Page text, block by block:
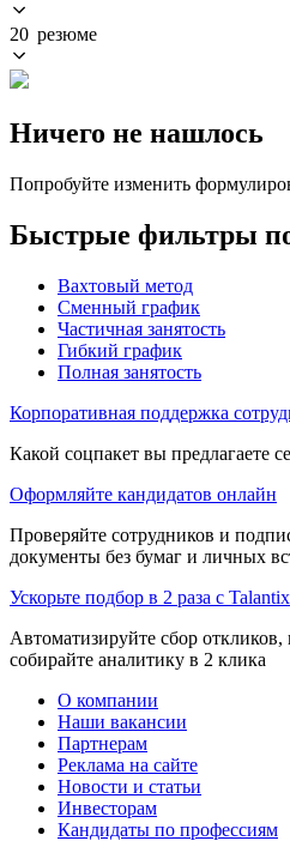
20 резюме
Ничего не нашлось
Попробуйте изменить
Быстрые фильтры
Вахтовый метод
Сменный график
Частичная занятость
Гибкий график
Полная занятость
Корпоративная поддержка
Какой соцпакет вы предлагаете
Оформляйте кандидатов онлайн
Проверяйте сотрудников и
документы без бумаг и личных
Ускорьте подбор в 2 раза с Talantix
Автоматизируйте сбор откликов,
собирайте аналитику в 2 клика
О компании
Наши вакансии
Партнерам
Реклама на сайте
Новости и статьи
Инвесторам
Кандидаты по профессиям